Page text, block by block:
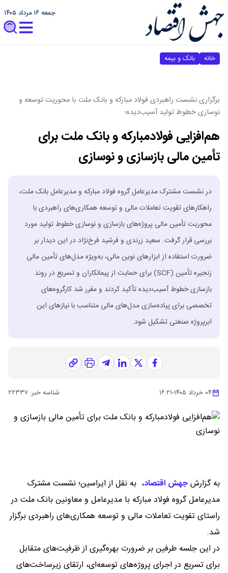
جمعه ۱۶ مرداد ۱۴۰۵
خانه بانک و بیمه
برگزاری نشست راهبردی فولاد مبارکه و بانک ملت با محوریت توسعه و
نوسازی خطوط تولید آسیب‌دیده؛
هم‌افزایی فولادمبارکه و بانک ملت برای
تأمین مالی بازسازی و نوسازی
در نشست مشترک مدیرعامل گروه فولاد مبارکه و مدیرعامل بانک ملت،
راهکارهای تقویت تعاملات مالی و توسعه همکاری‌های راهبردی با
محوریت تأمین مالی پروژه‌های بازسازی و نوسازی خطوط تولید مورد
بررسی قرار گرفت. سعید زرندی و فرشید فرخ‌نژاد در این دیدار بر
ضرورت استفاده از ابزارهای نوین مالی، به‌ویژه مدل‌های تأمین مالی
زنجیره تأمین (SCF) برای حمایت از پیمانکاران و تسریع در روند
بازسازی خطوط آسیب‌دیده تأکید کردند و مقرر شد کارگروه‌های
تخصصی برای پیاده‌سازی مدل‌های مالی متناسب با نیازهای این
ابرپروژه صنعتی تشکیل شود.
۰۴ خرداد ۱۴۰۵ -۱۶:۲۱ شناسه خبر: ۲۲۳۳۷
به گزارشجهش اقتصاد، به نقل از ایراسین؛ نشست مشترک
مدیرعامل گروه فولاد مبارکه با مدیرعامل و معاونین بانک ملت در
راستای تقویت تعاملات مالی و توسعه همکاری‌های راهبردی برگزار
شد.
در این جلسه طرفین بر ضرورت بهره‌گیری از ظرفیت‌های متقابل
برای تسریع در اجرای پروژه‌های توسعه‌ای، ارتقای زیرساخت‌های